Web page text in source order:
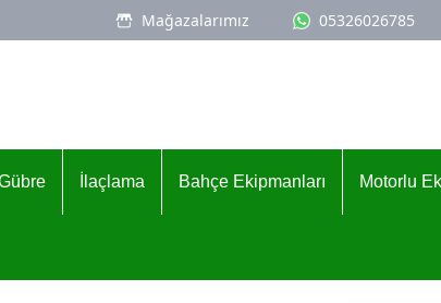
Mağazalarımız 05326026785
İlaçlama Bahçe Ekipmanları Motorlu